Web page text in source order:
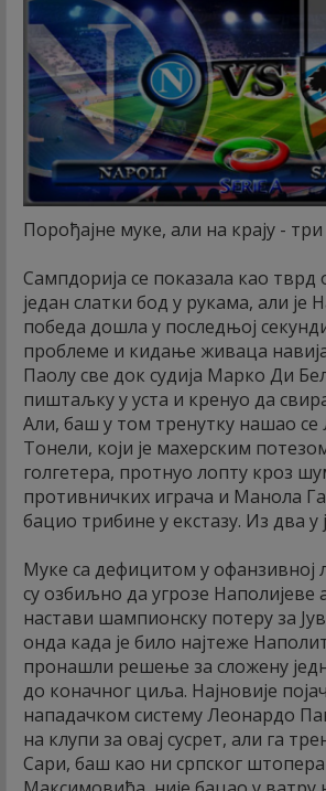
Порођајне муке, али на крају -
Сампдорија се показала као тврд
један слатки бод у рукама, али је
победа дошла у последњој
проблеме и кидање живаца
Паолу све док судија Марко Ди
пиштаљку у уста и кренуо да
Али, баш у том тренутку нашао
Тонели, који је махерским
голгетера, протнуо лопту кроз
противничких играча и Манола
бацио трибине у екстазу. Из два у
Муке са дефицитом у офанзивној
су озбиљно да угрозе Наполијеве
настави шампионску потеру за
онда када је било најтеже
пронашли решење за сложену
до коначног циља. Најновије
нападачком систему Леонардо
на клупи за овај сусрет, али га
Сари, баш као ни српског